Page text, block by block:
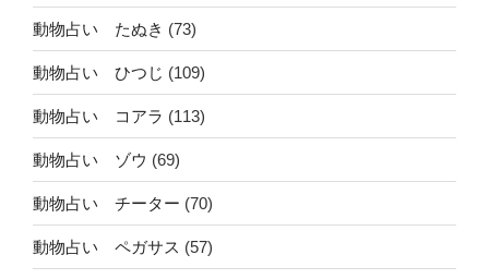
動物占い たぬき (73)
動物占い ひつじ (109)
動物占い コアラ (113)
動物占い ゾウ (69)
動物占い チーター (70)
動物占い ペガサス (57)